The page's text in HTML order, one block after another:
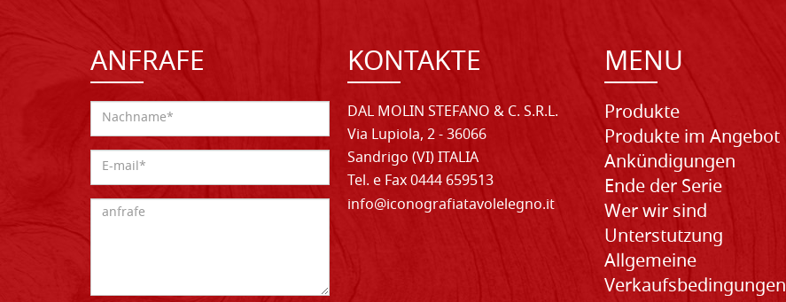
ANFRAFE KONTAKTE
DAL MOLIN STEFANO & C. S.R.L.
Via Lupiola, 2 - 36066
Sandrigo (VI) ITALIA
Tel. e Fax 0444 659513
info@iconografiatavolelegno.it
MENU
Produkte
Produkte im Angebot
Ankündigungen
Ende der Serie
Wer wir sind
Unterstutzung
Allgemeine
Verkaufsbedingungen